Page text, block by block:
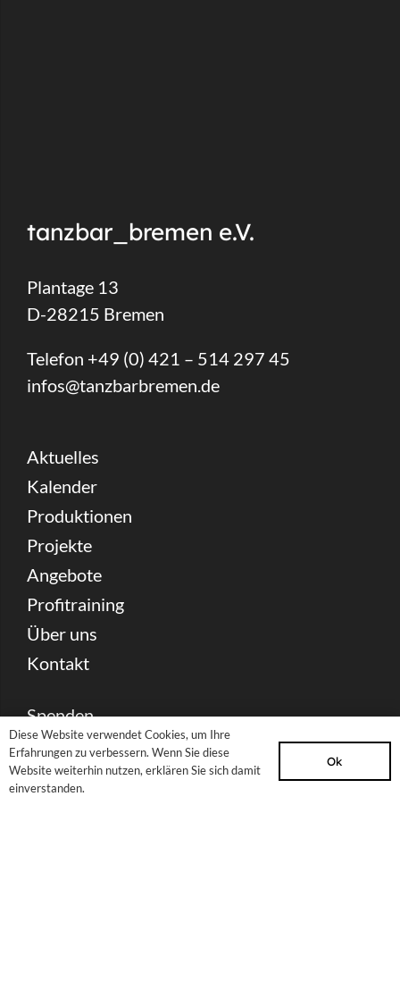
tanzbar_bremen e.V.
Plantage 13
D-28215 Bremen
Telefon +49 (0) 421 – 514 297 45
infos@tanzbarbremen.de
Aktuelles
Kalender
Produktionen
Projekte
Angebote
Profitraining
Über uns
Kontakt
Spenden
Partnerschaft & Förderung
Presse Download
Diese Website verwendet Cookies, um Ihre
Erfahrungen zu verbessern. Wenn Sie diese
Website weiterhin nutzen, erklären Sie sich damit
einverstanden.
Ok